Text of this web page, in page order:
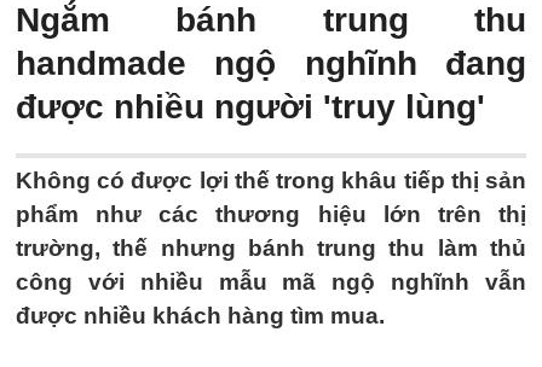
Ngắm bánh trung thu
handmade ngộ nghĩnh đang
được nhiều người 'truy lùng'
Không có được lợi thế trong khâu tiếp thị sản
phẩm như các thương hiệu lớn trên thị
trường, thế nhưng bánh trung thu làm thủ
công với nhiều mẫu mã ngộ nghĩnh vẫn
được nhiều khách hàng tìm mua.